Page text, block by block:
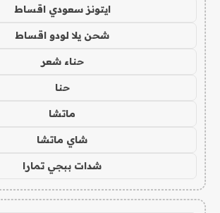
ايتونز سعودي اقساط
شحن يلا لودو اقساط
حناء شعر
حنا
ماتشا
شاي ماتشا
شدات ببجي تمارا